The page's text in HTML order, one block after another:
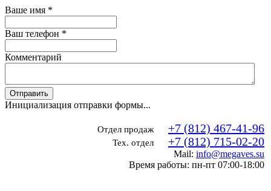
Ваше имя *
Ваш телефон *
Комментарий
Отправить
Инициализация отправки формы...
Отдел продаж +7 (812) 467-41-96
Тех. отдел +7 (812) 715-02-20
Mail: info@megaves.su
Время работы: пн-пт 07:00-18:00